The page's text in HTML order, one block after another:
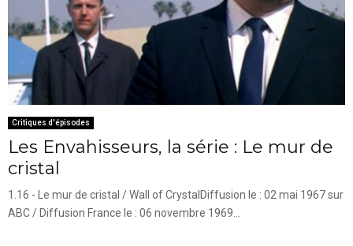
Critiques d'épisodes
Les Envahisseurs, la série : Le mur de
cristal
1.16 - Le mur de cristal / Wall of CrystalDiffusion le : 02 mai 1967 sur
ABC / Diffusion France le : 06 novembre 1969...